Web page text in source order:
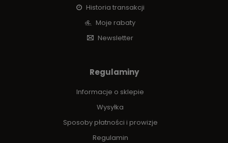
Historia transakcji
Moje rabaty
Newsletter
Regulaminy
Informacje o sklepie
Wysyłka
Sposoby płatności i prowizje
Regulamin